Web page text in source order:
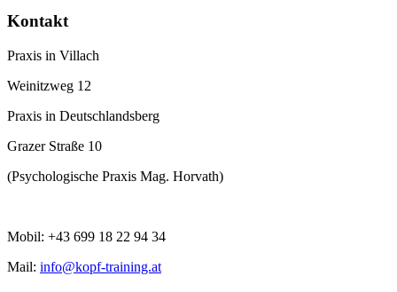
Kontakt
Praxis in Villach
Weinitzweg 12
Praxis in Deutschlandsberg
Grazer Straße 10
(Psychologische Praxis Mag. Horvath)
Mobil: +43 699 18 22 94 34
Mail: info@kopf-training.at